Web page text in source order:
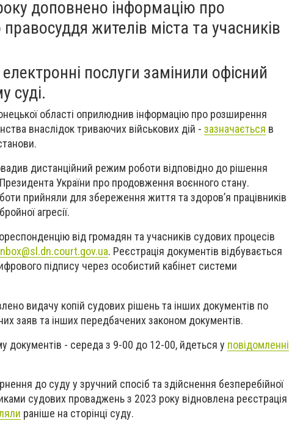
доповнено інформацію про
жителів міста та учасників
послуги замінили офісний
суді.
області оприлюднив інформацію про розширення
внаслідок триваючих військових дій - зазначається в
дистанційний режим роботи відповідно до рішення
України про продовження воєнного стану.
прийняли для збереження життя та здоровʼя працівників
агресії.
від громадян та учасників судових процесів
. Реєстрація документів відбувається
підпису через особистий кабінет системи
видачу копій судових рішень та інших документів по
заяв та інших передбачених законом документів.
документів - середа з 9-00 до 12-00, йдеться у повідомленні
до суду у зручний спосіб та здійснення безперебійної
судових проваджень з 2023 року відновлена реєстрація
раніше на сторінці суду.